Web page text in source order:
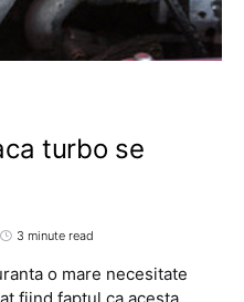
turbo se
3 minute read
o mare necesitate